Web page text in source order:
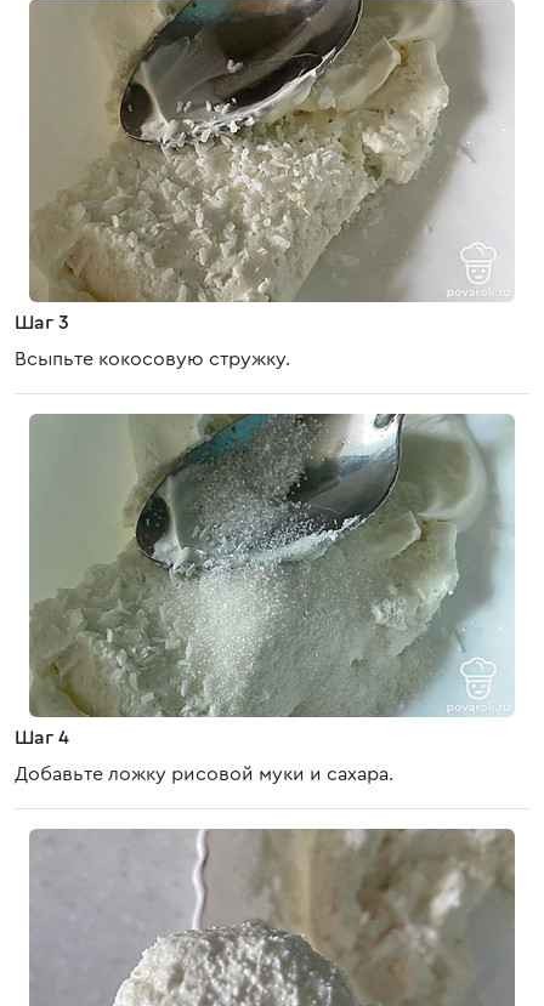
Шаг 3
Всыпьте кокосовую стружку.
Шаг 4
Добавьте ложку рисовой муки и сахара.